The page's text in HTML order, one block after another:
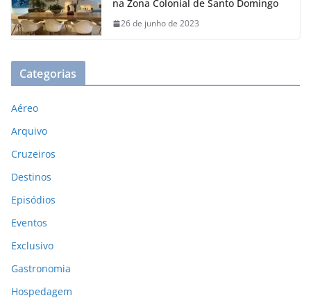
na Zona Colonial de Santo Domingo
26 de junho de 2023
Categorias
Aéreo
Arquivo
Cruzeiros
Destinos
Episódios
Eventos
Exclusivo
Gastronomia
Hospedagem